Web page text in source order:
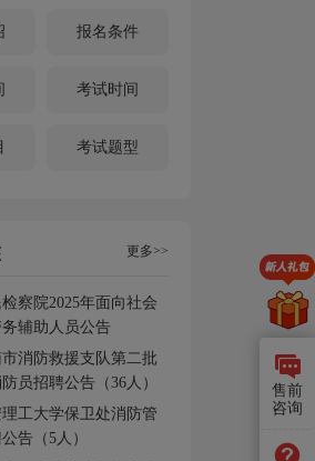
报名条件
考试时间
考试题型
更多>>
察院2025年面向社会
辅助人员公告
市消防救援支队第二批
员招聘公告（36人）
工大学保卫处消防管
告（5人）
售前
咨询